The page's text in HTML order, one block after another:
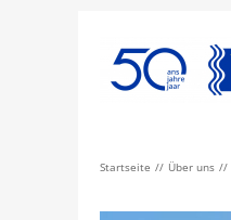
Startseite Über uns